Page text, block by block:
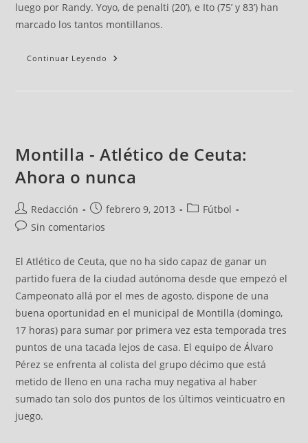
luego por Randy. Yoyo, de penalti (20’), e Ito (75’ y 83’) han
marcado los tantos montillanos.
Continuar Leyendo
Montilla - Atlético de Ceuta:
Ahora o nunca
Redacción febrero 9, 2013
Fútbol
Sin comentarios
El Atlético de Ceuta, que no ha sido capaz de ganar un
partido fuera de la ciudad autónoma desde que empezó el
Campeonato allá por el mes de agosto, dispone de una
buena oportunidad en el municipal de Montilla (domingo,
17 horas) para sumar por primera vez esta temporada tres
puntos de una tacada lejos de casa. El equipo de Álvaro
Pérez se enfrenta al colista del grupo décimo que está
metido de lleno en una racha muy negativa al haber
sumado tan solo dos puntos de los últimos veinticuatro en
juego.